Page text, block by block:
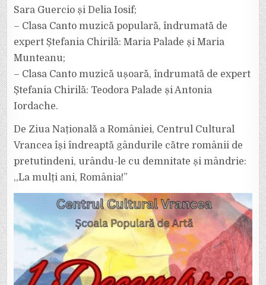
Sara Guercio și Delia Iosif;
– Clasa Canto muzică populară, îndrumată de
expert Ștefania Chirilă: Maria Palade și Maria
Munteanu;
– Clasa Canto muzică ușoară, îndrumată de expert
Ștefania Chirilă: Teodora Palade și Antonia
Iordache.
De Ziua Națională a României, Centrul Cultural
Vrancea își îndreaptă gândurile către românii de
pretutindeni, urându-le cu demnitate și mândrie:
,,La mulți ani, România!”